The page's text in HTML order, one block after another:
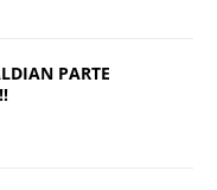
PARTE